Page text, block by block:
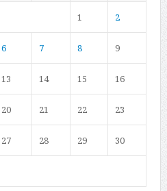
1 2
6 7 8 9
13 14 15 16
20 21 22 23
27 28 29 30